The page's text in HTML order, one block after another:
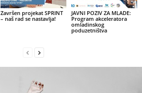
Završen projekat SPRINT
– naš rad se nastavlja!
JAVNI POZIV ZA MLADE:
Program akceleratora
omladinskog
poduzetništva